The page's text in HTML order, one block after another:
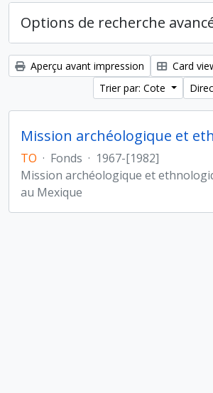
Options de recherche
Aperçu avant impression Card
Trier par: Cote
TO · Fonds · 1967-[1982]
Mission archéologique et
au Mexique